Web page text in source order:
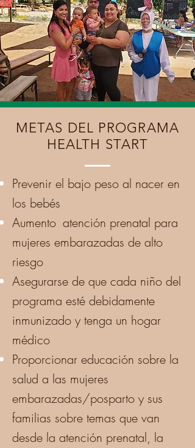
METAS DEL PROGRAMA
HEALTH START
Prevenir el bajo peso al nacer en
los bebés
Aumento atención prenatal para
mujeres embarazadas de alto
riesgo
Asegurarse de que cada niño del
programa esté debidamente
inmunizado y tenga un hogar
médico
Proporcionar educación sobre la
salud a las mujeres
embarazadas/posparto y sus
familias sobre temas que van
desde la atención prenatal, la